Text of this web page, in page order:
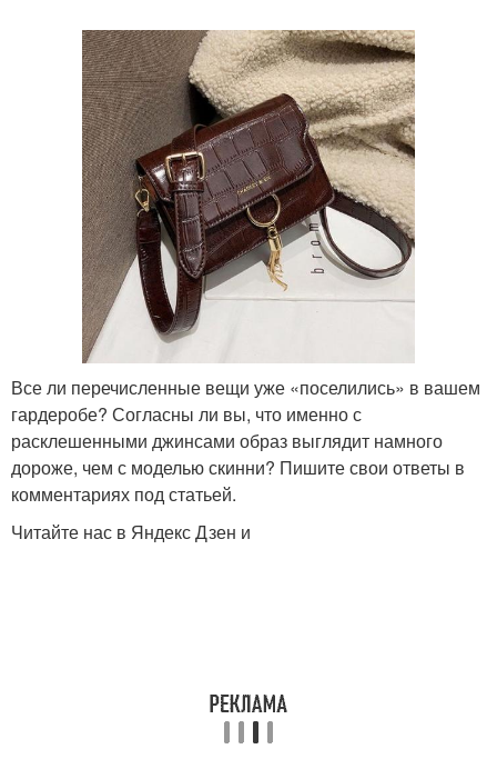
Все ли перечисленные вещи уже «поселились» в вашем
гардеробе? Согласны ли вы, что именно с
расклешенными джинсами образ выглядит намного
дороже, чем с моделью скинни? Пишите свои ответы в
комментариях под статьей.
Читайте нас в Яндекс Дзен и